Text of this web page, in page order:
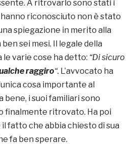
A ritrovarlo sono stati i
riconosciuto non è stato
spiegazione in merito alla
sei mesi. Il legale della
varie cose ha detto: “Di sicuro
raggiro“. L’avvocato ha
cosa importante al
bene, i suoi familiari sono
finalmente ritrovato. Ha poi
fatto che abbia chiesto di sua
fa ben sperare.